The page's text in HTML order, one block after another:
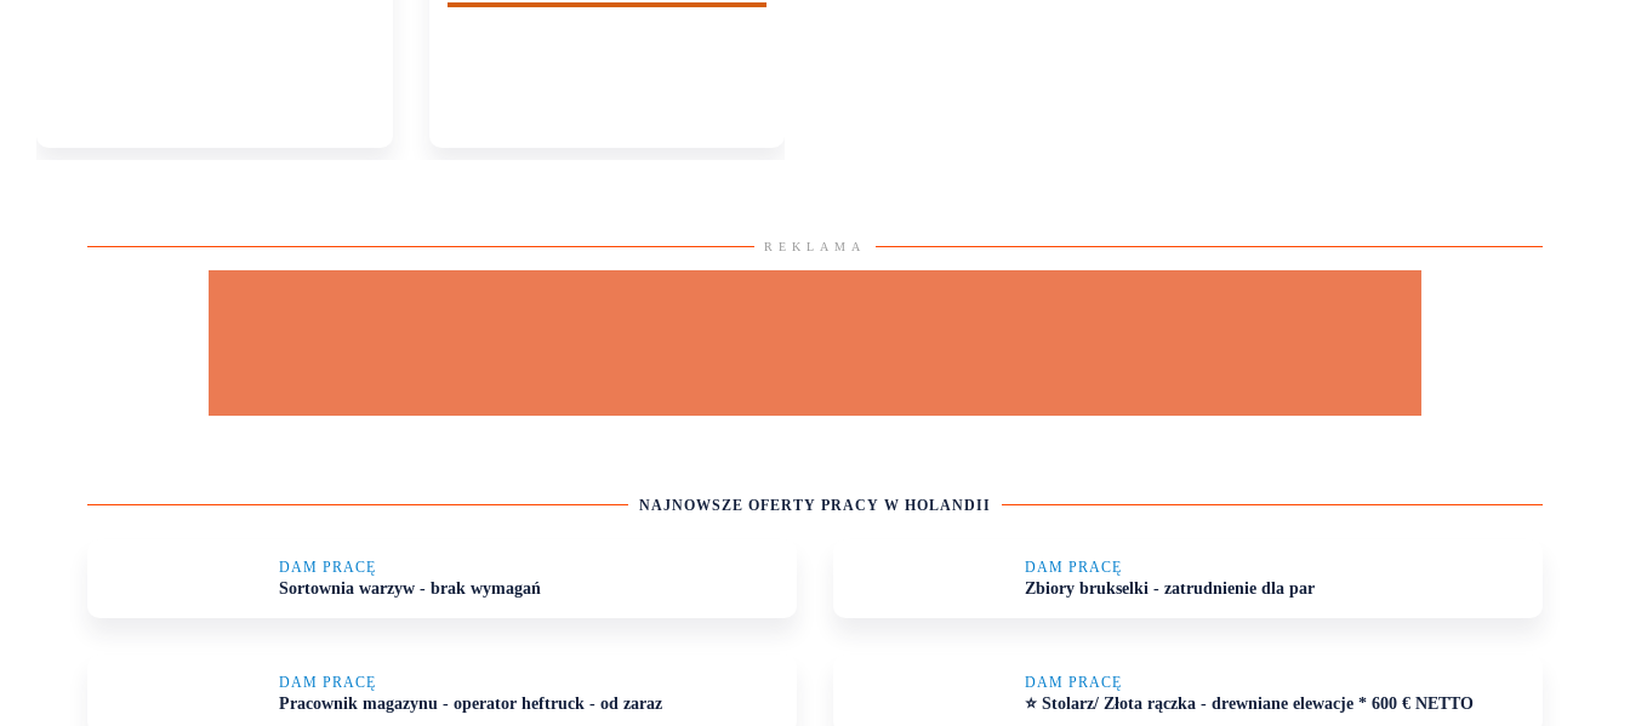
REKLAMA
NAJNOWSZE OFERTY PRACY W HOLANDII
DAM PRACĘ
Sortownia warzyw - brak wymagań
DAM PRACĘ
Zbiory brukselki - zatrudnienie dla par
DAM PRACĘ
Pracownik magazynu - operator heftruck - od zaraz
DAM PRACĘ
⭐ Stolarz/ Złota rączka - drewniane elewacje * 600 € NETTO